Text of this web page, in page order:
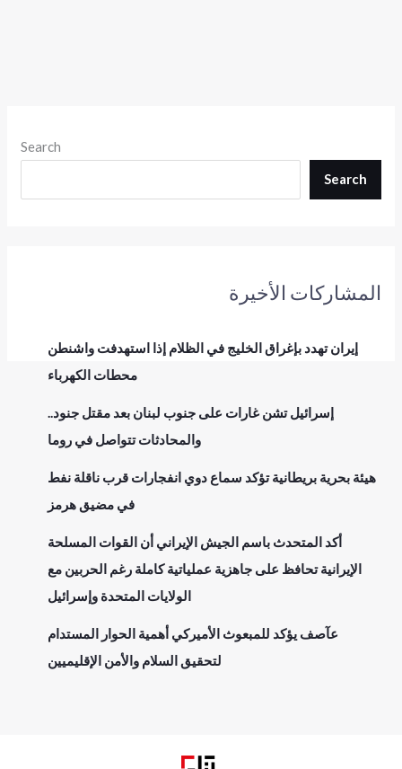
Search
Search
المشاركات الأخيرة
إيران تهدد بإغراق الخليج في الظلام إذا استهدفت واشنطن
محطات الكهرباء
إسرائيل تشن غارات على جنوب لبنان بعد مقتل جنود..
والمحادثات تتواصل في روما
هيئة بحرية بريطانية تؤكد سماع دوي انفجارات قرب ناقلة نفط
في مضيق هرمز
أكد المتحدث باسم الجيش الإيراني أن القوات المسلحة
الإيرانية تحافظ على جاهزية عملياتية كاملة رغم الحربين مع
الولايات المتحدة وإسرائيل
عآصف يؤكد للمبعوث الأميركي أهمية الحوار المستدام
لتحقيق السلام والأمن الإقليميين